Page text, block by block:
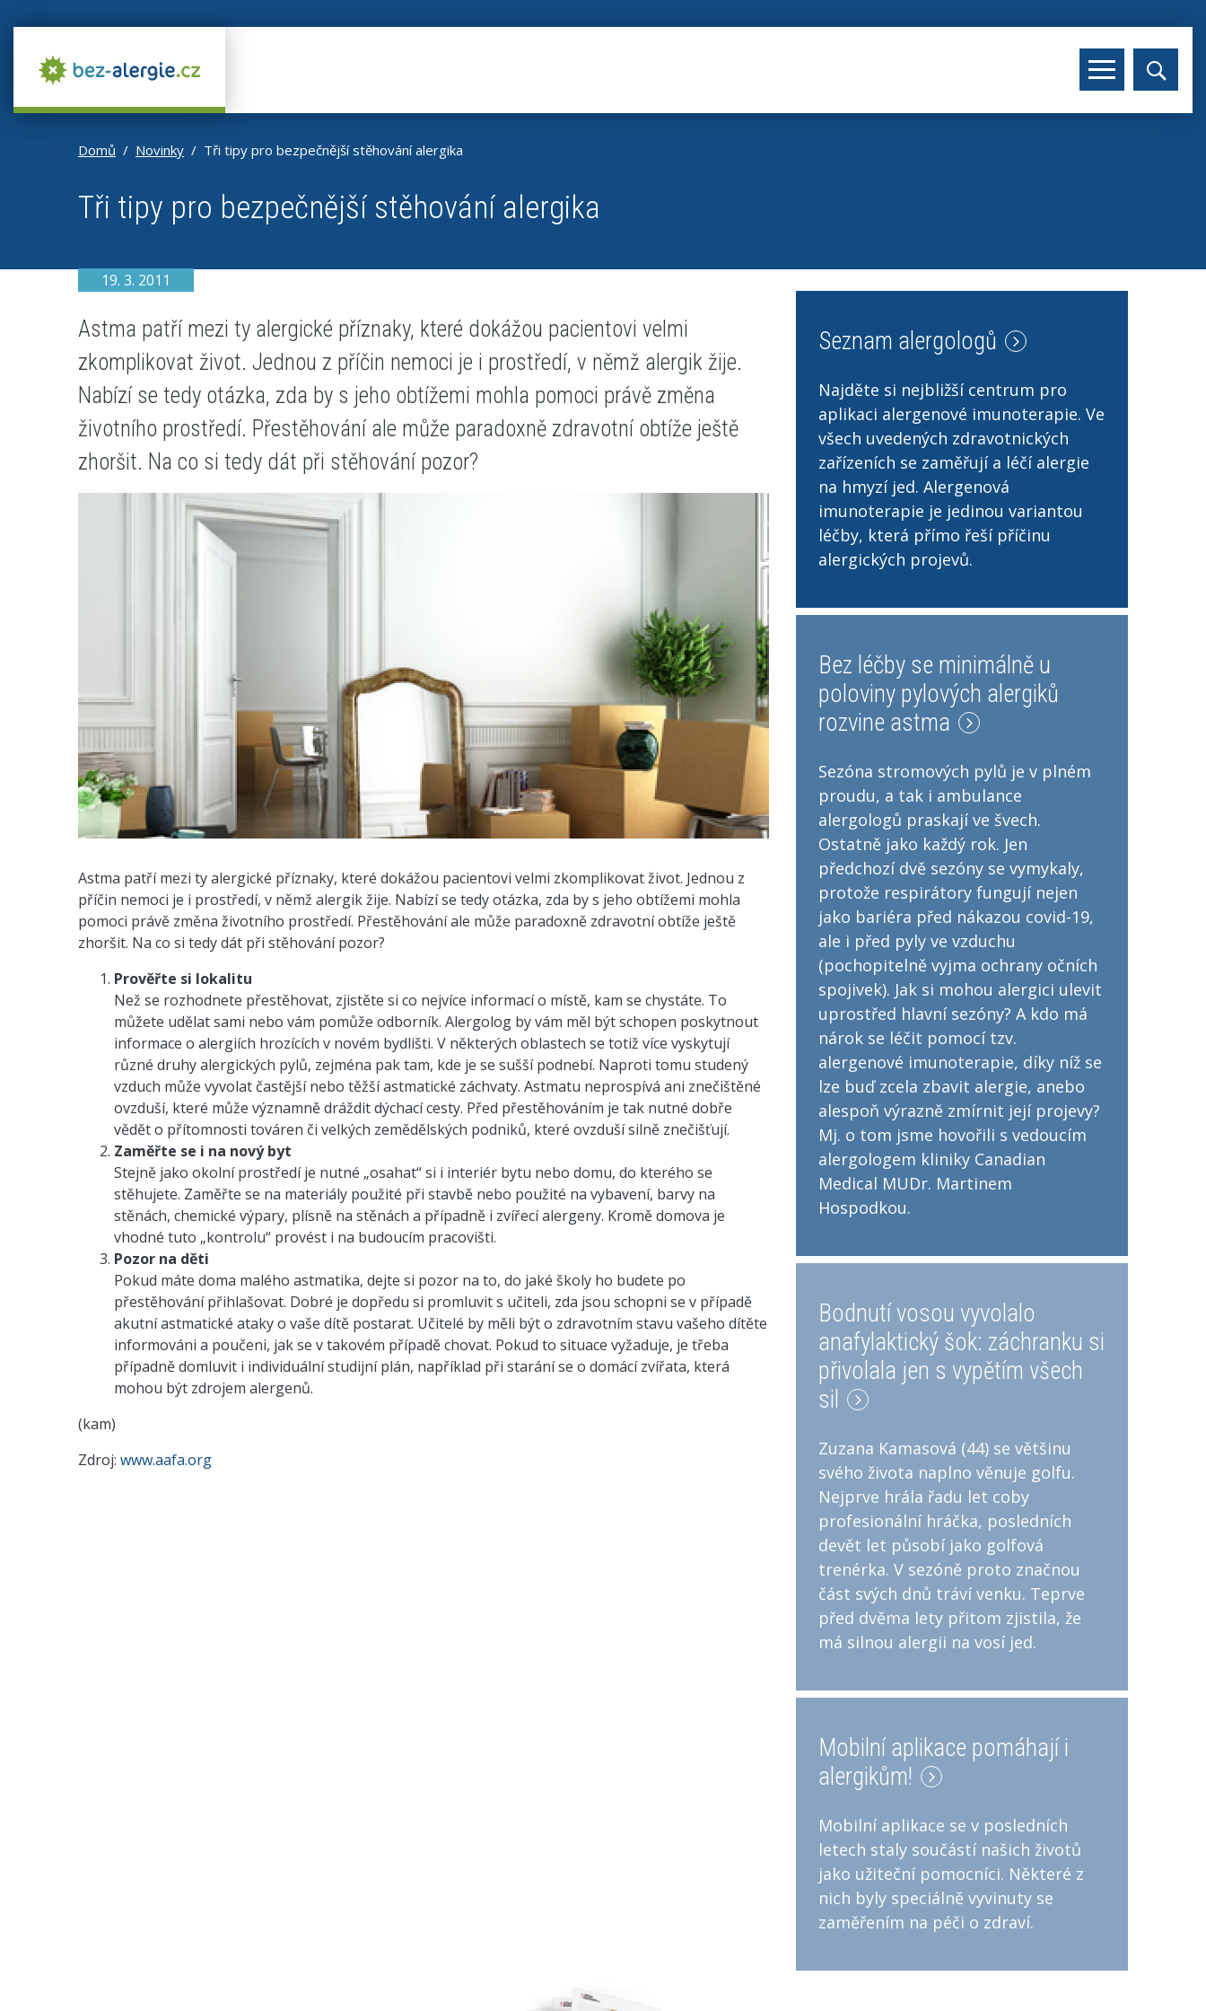
Domů Novinky Tři tipy pro bezpečnější stěhování alergika
Tři tipy pro bezpečnější stěhování alergika
19. 3. 2011
Astma patří mezi ty alergické příznaky, které dokážou pacientovi velmi
zkomplikovat život. Jednou z příčin nemoci je i prostředí, v němž alergik žije.
Nabízí se tedy otázka, zda by s jeho obtížemi mohla pomoci právě změna
životního prostředí. Přestěhování ale může paradoxně zdravotní obtíže ještě
zhoršit. Na co si tedy dát při stěhování pozor?
Astma patří mezi ty alergické příznaky, které dokážou pacientovi velmi zkomplikovat život. Jednou z
příčin nemoci je i prostředí, v němž alergik žije. Nabízí se tedy otázka, zda by s jeho obtížemi mohla
pomoci právě změna životního prostředí. Přestěhování ale může paradoxně zdravotní obtíže ještě
zhoršit. Na co si tedy dát při stěhování pozor?
Prověřte si lokalitu
Než se rozhodnete přestěhovat, zjistěte si co nejvíce informací o místě, kam se chystáte. To
můžete udělat sami nebo vám pomůže odborník. Alergolog by vám měl být schopen poskytnout
informace o alergiích hrozících v novém bydlišti. V některých oblastech se totiž více vyskytují
různé druhy alergických pylů, zejména pak tam, kde je se sušší podnebí. Naproti tomu studený
vzduch může vyvolat častější nebo těžší astmatické záchvaty. Astmatu neprospívá ani znečištěné
ovzduší, které může významně dráždit dýchací cesty. Před přestěhováním je tak nutné dobře
vědět o přítomnosti továren či velkých zemědělských podniků, které ovzduší silně znečišťují.
Zaměřte se i na nový byt
Stejně jako okolní prostředí je nutné „osahat“ si i interiér bytu nebo domu, do kterého se
stěhujete. Zaměřte se na materiály použité při stavbě nebo použité na vybavení, barvy na
stěnách, chemické výpary, plísně na stěnách a případně i zvířecí alergeny. Kromě domova je
vhodné tuto „kontrolu“ provést i na budoucím pracovišti.
Pozor na děti
Pokud máte doma malého astmatika, dejte si pozor na to, do jaké školy ho budete po
přestěhování přihlašovat. Dobré je dopředu si promluvit s učiteli, zda jsou schopni se v případě
akutní astmatické ataky o vaše dítě postarat. Učitelé by měli být o zdravotním stavu vašeho dítěte
informováni a poučeni, jak se v takovém případě chovat. Pokud to situace vyžaduje, je třeba
případně domluvit i individuální studijní plán, například při starání se o domácí zvířata, která
mohou být zdrojem alergenů.
(kam)
Zdroj: www.aafa.org
Seznam alergologů
Najděte si nejbližší centrum pro
aplikaci alergenové imunoterapie. Ve
všech uvedených zdravotnických
zařízeních se zaměřují a léčí alergie
na hmyzí jed. Alergenová
imunoterapie je jedinou variantou
léčby, která přímo řeší příčinu
alergických projevů.
Bez léčby se minimálně u
poloviny pylových alergiků
rozvine astma
Sezóna stromových pylů je v plném
proudu, a tak i ambulance
alergologů praskají ve švech.
Ostatně jako každý rok. Jen
předchozí dvě sezóny se vymykaly,
protože respirátory fungují nejen
jako bariéra před nákazou covid-19,
ale i před pyly ve vzduchu
(pochopitelně vyjma ochrany očních
spojivek). Jak si mohou alergici ulevit
uprostřed hlavní sezóny? A kdo má
nárok se léčit pomocí tzv.
alergenové imunoterapie, díky níž se
lze buď zcela zbavit alergie, anebo
alespoň výrazně zmírnit její projevy?
Mj. o tom jsme hovořili s vedoucím
alergologem kliniky Canadian
Medical MUDr. Martinem
Hospodkou.
Bodnutí vosou vyvolalo
anafylaktický šok: záchranku si
přivolala jen s vypětím všech
sil
Zuzana Kamasová (44) se většinu
svého života naplno věnuje golfu.
Nejprve hrála řadu let coby
profesionální hráčka, posledních
devět let působí jako golfová
trenérka. V sezóně proto značnou
část svých dnů tráví venku. Teprve
před dvěma lety přitom zjistila, že
má silnou alergii na vosí jed.
Mobilní aplikace pomáhají i
alergikům!
Mobilní aplikace se v posledních
letech staly součástí našich životů
jako užiteční pomocníci. Některé z
nich byly speciálně vyvinuty se
zaměřením na péči o zdraví.